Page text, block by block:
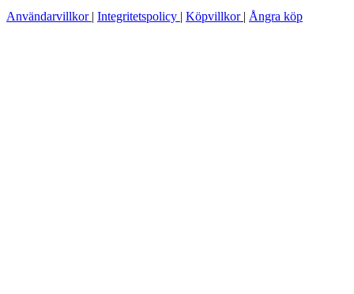
Användarvillkor | Integritetspolicy | Köpvillkor | Ångra köp